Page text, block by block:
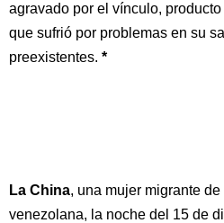
agravado por el vínculo,
que sufrió por problemas en su
preexistentes. *
La China, una mujer migrante
venezolana, la noche del 15 de